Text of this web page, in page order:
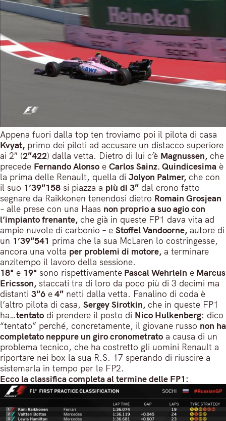
Appena fuori dalla top ten troviamo poi il pilota di casa
Kvyat, primo dei piloti ad accusare un distacco superiore
ai 2″ (2″422) dalla vetta. Dietro di lui c’è Magnussen, che
precede Fernando Alonso e Carlos Sainz. Quindicesima è
la prima delle Renault, quella di Jolyon Palmer, che con
il suo 1’39″158 si piazza a più di 3″ dal crono fatto
segnare da Raikkonen tenendosi dietro Romain Grosjean
– alle prese con una Haas non proprio a suo agio con
l’impianto frenante, che già in queste FP1 dava vita ad
ampie nuvole di carbonio – e Stoffel Vandoorne, autore di
un 1’39″541 prima che la sua McLaren lo costringesse,
ancora una volta per problemi di motore, a terminare
anzitempo il lavoro della sessione.
18° e 19° sono rispettivamente Pascal Wehrlein e Marcus
Ericsson, staccati tra di loro da poco più di 3 decimi ma
distanti 3″6 e4″ netti dalla vetta. Fanalino di coda è
l’altro pilota di casa, Sergey Sirotkin, che in queste FP1
ha…tentato di prendere il posto di Nico Hulkenberg: dico
“tentato” perché, concretamente, il giovane russo non ha
completato neppure un giro cronometrato a causa di un
problema tecnico, che ha costretto gli uomini Renault a
riportare nei box la sua R.S. 17 sperando di riuscire a
sistemarla in tempo per le FP2.
Ecco la classifica completa al termine delle FP1: